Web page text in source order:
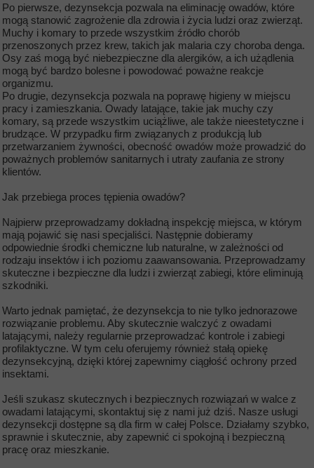
Po pierwsze, dezynsekcja pozwala na eliminację owadów, które
mogą stanowić zagrożenie dla zdrowia i życia ludzi oraz zwierząt.
Muchy i komary to przede wszystkim źródło chorób
przenoszonych przez krew, takich jak malaria czy choroba denga.
Osy zaś mogą być niebezpieczne dla alergików, a ich użądlenia
mogą być bardzo bolesne i powodować poważne reakcje
organizmu.
Po drugie, dezynsekcja pozwala na poprawę higieny w miejscu
pracy i zamieszkania. Owady latające, takie jak muchy czy
komary, są przede wszystkim uciążliwe, ale także nieestetyczne i
brudzące. W przypadku firm związanych z produkcją lub
przetwarzaniem żywności, obecność owadów może prowadzić do
poważnych problemów sanitarnych i utraty zaufania ze strony
klientów.
Jak przebiega proces tępienia owadów?
Najpierw przeprowadzamy dokładną inspekcję miejsca, w którym
mają pojawić się nasi specjaliści. Następnie dobieramy
odpowiednie środki chemiczne lub naturalne, w zależności od
rodzaju insektów i ich poziomu zaawansowania. Przeprowadzamy
skuteczne i bezpieczne dla ludzi i zwierząt zabiegi, które eliminują
szkodniki.
Warto jednak pamiętać, że dezynsekcja to nie tylko jednorazowe
rozwiązanie problemu. Aby skutecznie walczyć z owadami
latającymi, należy regularnie przeprowadzać kontrole i zabiegi
profilaktyczne. W tym celu oferujemy również stałą opiekę
dezynsekcyjną, dzięki której zapewnimy ciągłość ochrony przed
insektami.
Jeśli szukasz skutecznych i bezpiecznych rozwiązań w walce z
owadami latającymi, skontaktuj się z nami już dziś. Nasze usługi
dezynsekcji dostępne są dla firm w całej Polsce. Działamy szybko,
sprawnie i skutecznie, aby zapewnić ci spokojną i bezpieczną
pracę oraz mieszkanie.